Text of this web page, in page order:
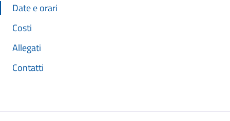
Date e orari
Costi
Allegati
Contatti